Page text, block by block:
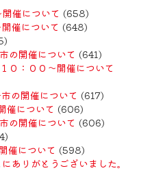
催について (658)
催について (648)
の開催について (641)
０：００～開催について
の開催について (617)
催について (606)
の開催について (606)
催について (598)
ありがとうございました。